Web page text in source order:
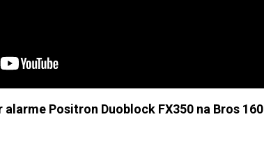
Positron Duoblock FX350 na Bros 160